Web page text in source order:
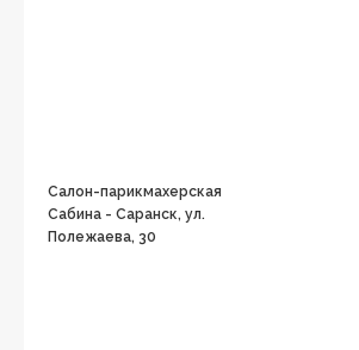
Салон-парикмахерская
Сабина - Саранск, ул.
Полежаева, 30